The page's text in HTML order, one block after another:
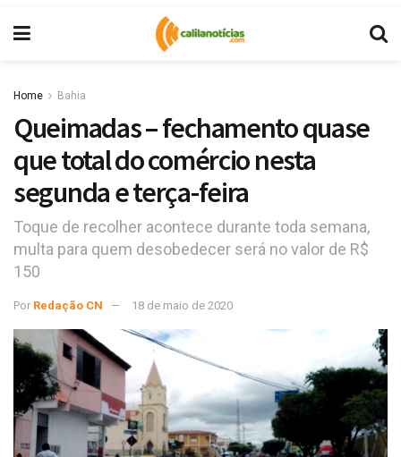
Home Bahia
Queimadas – fechamento quase
que total do comércio nesta
segunda e terça-feira
Toque de recolher acontece durante toda semana,
multa para quem desobedecer será no valor de R$
150
Por Redação CN 18 de maio de 2020